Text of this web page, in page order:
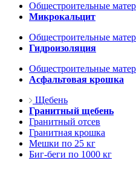
Общестроительные
Микрокальцит
Общестроительные
Гидроизоляция
Общестроительные
Асфальтовая крошка
Щебень
Гранитный щебень
Гранитный отсев
Гранитная крошка
Мешки по 25 кг
Биг-беги по 1000 кг